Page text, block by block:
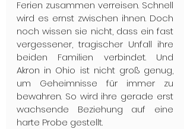
Ferien zusammen verreisen. Schnell
wird es ernst zwischen ihnen. Doch
noch wissen sie nicht, dass ein fast
vergessener, tragischer Unfall ihre
beiden Familien verbindet. Und
Akron in Ohio ist nicht groß genug,
um Geheimnisse für immer zu
bewahren. So wird ihre gerade erst
wachsende Beziehung auf eine
harte Probe gestellt.